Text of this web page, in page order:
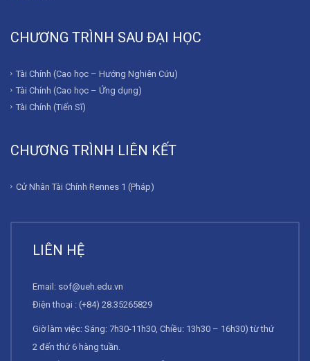
CHƯƠNG TRÌNH SAU ĐẠI HỌC
Tài Chính (Cao học – Hướng Nghiên Cứu)
Tài Chính (Cao học – Ứng dụng)
Tài Chính (Tiến Sĩ)
CHƯƠNG TRÌNH LIÊN KẾT
Cử Nhân Tài Chính Rennes 1 (Pháp)
LIÊN HỆ
Email: sof@ueh.edu.vn
Điện thoại : (+84) 28.35265829
Giờ làm việc: Sáng: 7h30-11h30, Chiều: 13h30 – 16h30) từ thứ
2 đến thứ 6 hàng tuần.